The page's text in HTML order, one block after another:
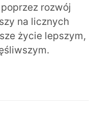
rozwój
na licznych
życie lepszym,